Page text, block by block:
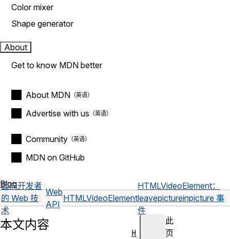
Color mixer
Shape generator
About
Get to know MDN better
About MDN
Advertise with us
Community
MDN on GitHub
Blog
面向开发者
的 Web 技
术
Web
API
HTMLVideoElement
HTMLVideoElement：
leavepictureinpicture 事
件
此
页
本文内容
H